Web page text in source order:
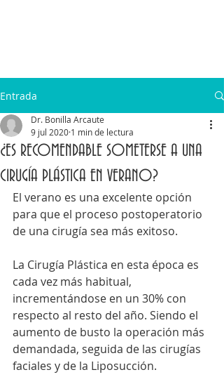
Entrada
¿ES RECOMENDABLE SOMETERSE A UNA
CIRUGÍA PLÁSTICA EN VERANO?
Dr. Bonilla Arcaute
9 jul 2020 1 min de lectura
El verano es una excelente opción
para que el proceso postoperatorio
de una cirugía sea más exitoso.
La Cirugía Plástica en esta época es
cada vez más habitual,
incrementándose en un 30% con
respecto al resto del año. Siendo el
aumento de busto la operación más
demandada, seguida de las cirugías
faciales y de la Liposucción.